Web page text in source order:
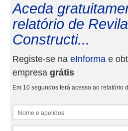
Aceda
relatório de
Constructi...
Registe-se na eInforma e
empresa grátis
Em 10 segundos terá acesso ao relatório